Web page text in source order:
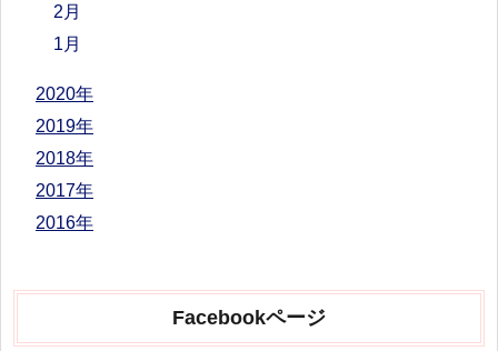
2月
1月
2020年
2019年
2018年
2017年
2016年
Facebookページ